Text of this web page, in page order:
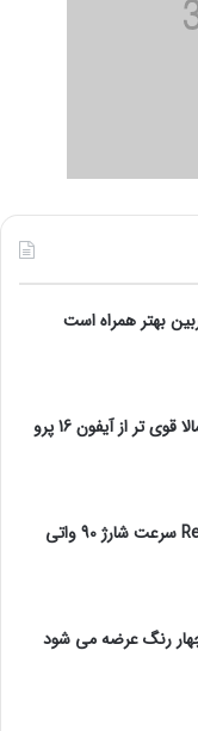
گلکسی اس 25 اولترا احتمالا قوی تر از آیفون 16 پرو
گوشی Redmi Note 14 Pro سرعت شارژ 90 واتی